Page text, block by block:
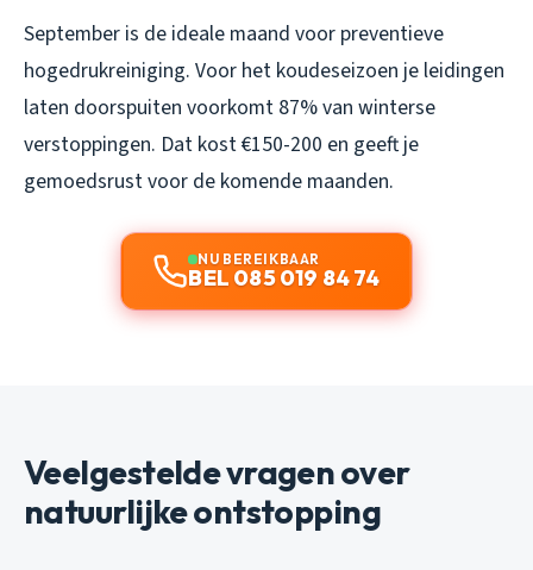
September is de ideale maand voor preventieve
hogedrukreiniging. Voor het koudeseizoen je leidingen
laten doorspuiten voorkomt 87% van winterse
verstoppingen. Dat kost €150-200 en geeft je
gemoedsrust voor de komende maanden.
NU BEREIKBAAR
BEL 085 019 84 74
Veelgestelde vragen over
natuurlijke ontstopping